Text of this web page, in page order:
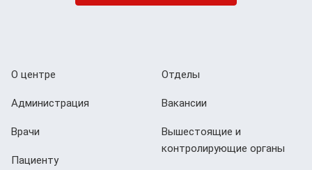
О центре
Администрация
Врачи
Пациенту
Отделы
Вакансии
Вышестоящие и
контролирующие органы